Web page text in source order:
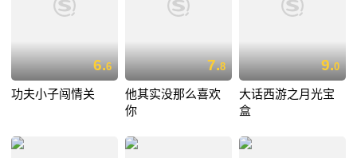
6.6
功夫小子闯情关
7.8
他其实没那么喜欢
你
9.0
大话西游之月光宝
盒